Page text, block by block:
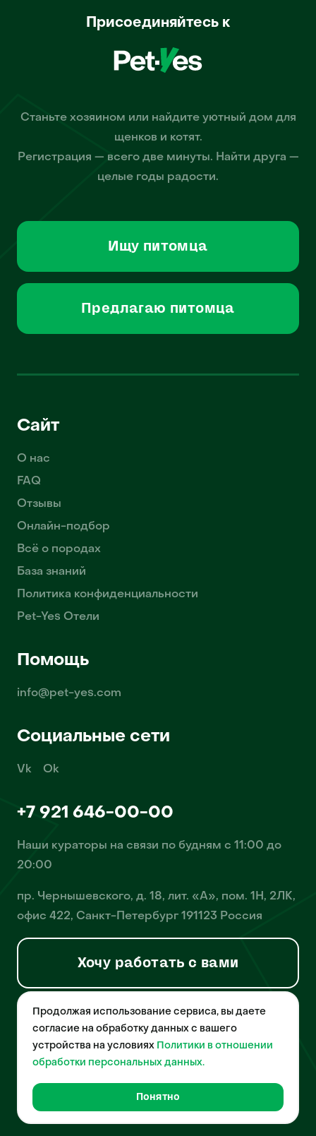
Присоединяйтесь к
Станьте хозяином или найдите уютный дом для
щенков и котят.
Регистрация — всего две минуты. Найти друга —
целые годы радости.
Ищу питомца
Предлагаю питомца
Сайт
О нас
FAQ
Отзывы
Онлайн-подбор
Всё о породах
База знаний
Политика конфиденциальности
Pet-Yes Отели
Помощь
info@pet-yes.com
Социальные сети
Vk Ok
+7 921 646-00-00
Наши кураторы на связи по будням с 11:00 до
20:00
пр. Чернышевского, д. 18, лит. «А», пом. 1Н, 2ЛК,
офис 422, Санкт-Петербург 191123 Россия
Хочу работать с вами
© 2026 Pet-Yes. ООО «Биржа домашних животных «Пет-Ес»
осуществляет деятельность в области информационных
технологий, деятельность по разработке и эксплуатации
собственного программного обеспечения, деятельность
порталов в информационно-коммуникационной сети Интернет и
домашних животных», свидетельство о регистрации
№2021612018 от 10 февраля 2021 года.
Продолжая использование сервиса, вы даете
согласие на обработку данных с вашего
устройства на условиях Политики в отношении
обработки персональных данных.
Понятно